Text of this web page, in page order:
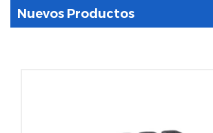
Nuevos Productos